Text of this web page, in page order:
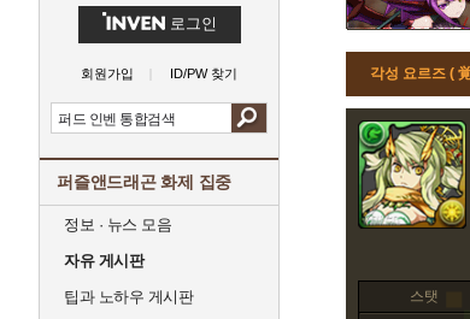
로그인
회원가입 ID/PW 찾기
퍼즐앤드래곤 화제 집중
정보 · 뉴스 모음
자유 게시판
팁과 노하우 게시판
각성 요르즈 (
스탯